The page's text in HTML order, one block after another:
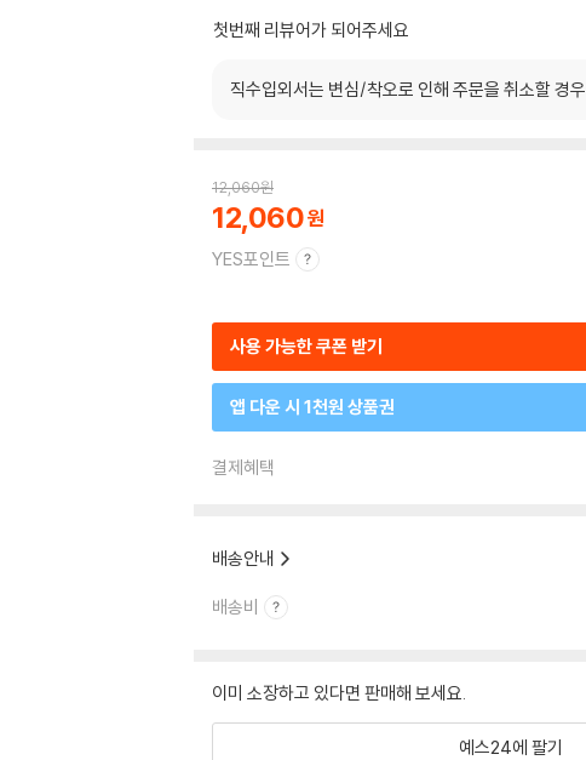
첫번째 리뷰어가 되어주세요
직수입외서는 변심/착오로 인해 주문을 취소할 경우
12,060원
12,060
YES포인트
사용 가능한 쿠폰 받기
앱 다운 시 1천원 상품권
결제혜택
배송안내
배송비
이미 소장하고 있다면 판매해 보세요.
예스24에 팔기